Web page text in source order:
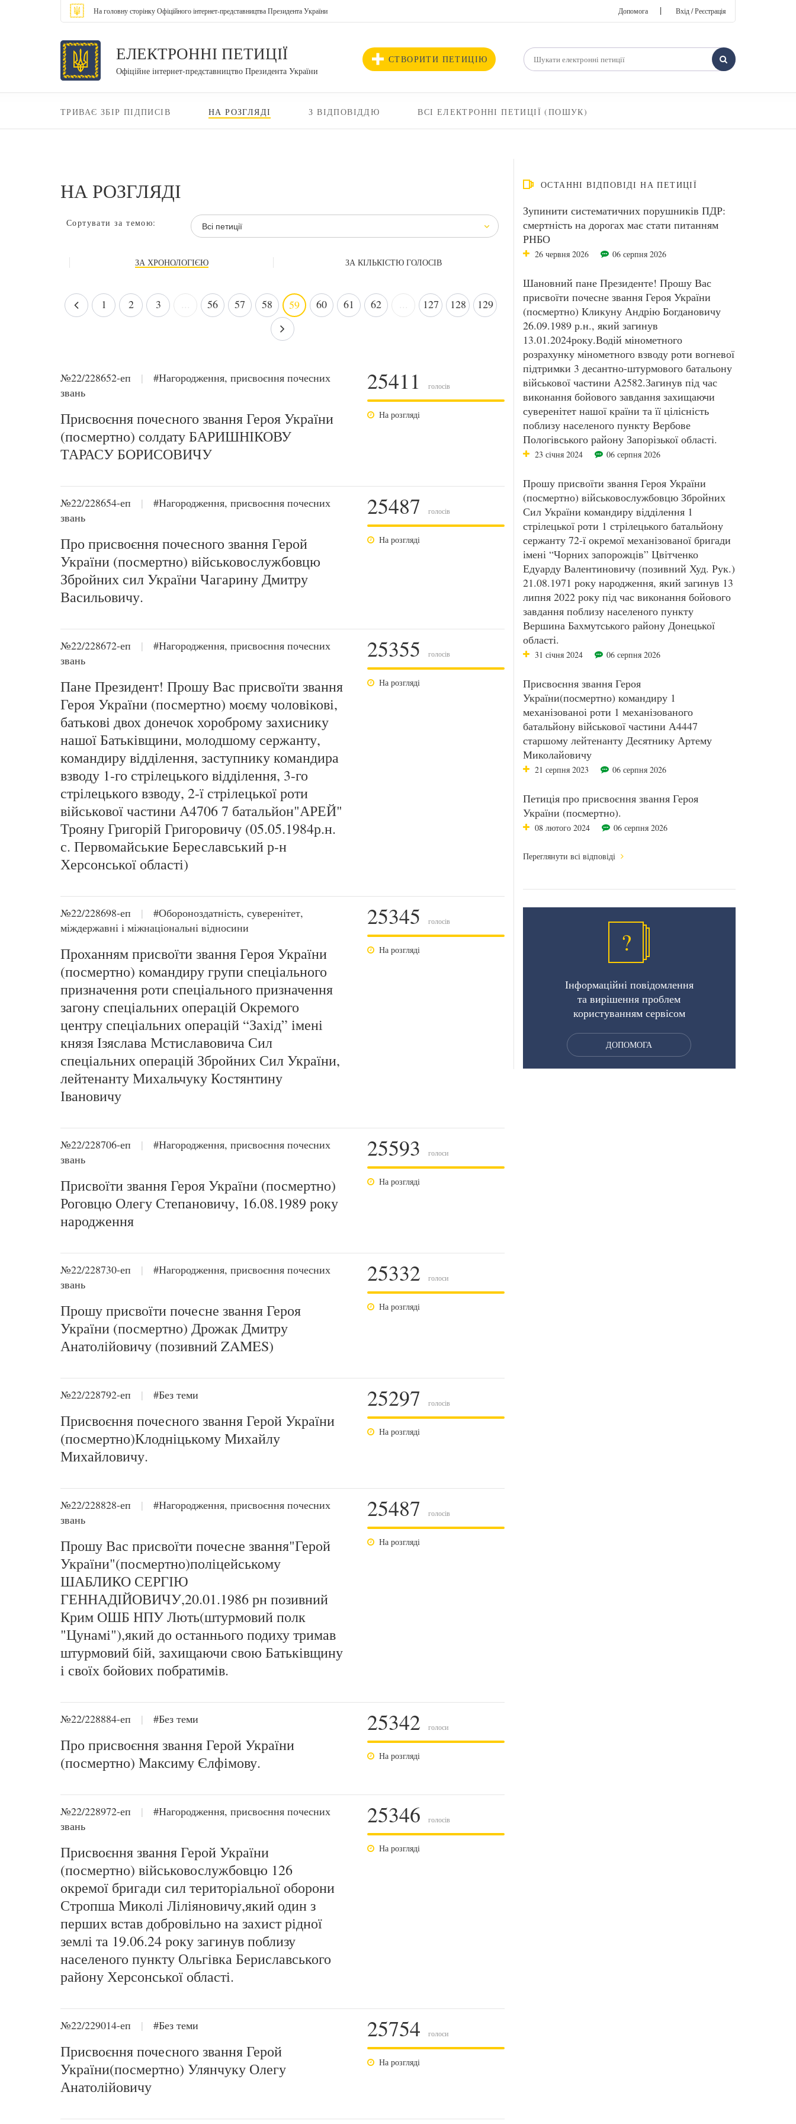
На головну сторінку Офіційного інтернет-представництва Президента України Допомога | Вхід / Реєстрація
ЕЛЕКТРОННІ ПЕТИЦІЇ
Офіційне інтернет-представництво Президента України
СТВОРИТИ ПЕТИЦІЮ
ТРИВАЄ ЗБІР ПІДПИСІВ НА РОЗГЛЯДІ З ВІДПОВІДДЮ ВСІ ЕЛЕКТРОННІ ПЕТИЦІЇ (ПОШУК)
НА РОЗГЛЯДІ
Сортувати за темою: Всі петиції
ЗА ХРОНОЛОГІЄЮ ЗА КІЛЬКІСТЮ ГОЛОСІВ
1 2 3 56 57 58 59 60 61 62 127 128 129
№22/228652-еп |
#Нагородження, присвоєння почесних
звань
Присвоєння почесного звання Героя України
(посмертно) солдату БАРИШНІКОВУ
ТАРАСУ БОРИСОВИЧУ
25411 голосів
На розгляді
№22/228654-еп |
#Нагородження, присвоєння почесних
звань
Про присвоєння почесного звання Герой
України (посмертно) військовослужбовцю
Збройних сил України Чагарину Дмитру
Васильовичу.
25487 голосів
На розгляді
№22/228672-еп |
#Нагородження, присвоєння почесних
звань
Пане Президент! Прошу Вас присвоїти звання
Героя України (посмертно) моєму чоловікові,
батькові двох донечок хороброму захиснику
нашої Батьківщини, молодшому сержанту,
командиру відділення, заступнику командира
взводу 1-го стрілецького відділення, 3-го
стрілецького взводу, 2-ї стрілецької роти
військової частини А4706 7 батальйон"АРЕЙ"
Трояну Григорій Григоровичу (05.05.1984р.н.
с. Первомайськие Береславський р-н
Херсонської області)
25355 голосів
На розгляді
№22/228698-еп |
#Обороноздатність, суверенітет,
міждержавні і міжнаціональні відносини
Проханням присвоїти звання Героя України
(посмертно) командиру групи спеціального
призначення роти спеціального призначення
загону спеціальних операцій Окремого
центру спеціальних операцій “Захід” імені
князя Ізяслава Мстиславовича Сил
спеціальних операцій Збройних Сил України,
лейтенанту Михальчуку Костянтину
Івановичу
25345 голосів
На розгляді
№22/228706-еп |
#Нагородження, присвоєння почесних
звань
Присвоїти звання Героя України (посмертно)
Роговцю Олегу Степановичу, 16.08.1989 року
народження
25593 голоси
На розгляді
№22/228730-еп |
#Нагородження, присвоєння почесних
звань
Прошу присвоїти почесне звання Героя
України (посмертно) Дрожак Дмитру
Анатолійовичу (позивний ZAMES)
25332 голоси
На розгляді
№22/228792-еп | #Без теми
Присвоєння почесного звання Герой України
(посмертно)Клодніцькому Михайлу
Михайловичу.
25297 голосів
На розгляді
№22/228828-еп |
#Нагородження, присвоєння почесних
звань
Прошу Вас присвоїти почесне звання"Герой
України"(посмертно)поліцейському
ШАБЛИКО СЕРГІЮ
ГЕННАДІЙОВИЧУ,20.01.1986 рн позивний
Крим ОШБ НПУ Лють(штурмовий полк
"Цунамі"),який до останнього подиху тримав
штурмовий бій, захищаючи свою Батьківщину
і своїх бойових побратимів.
25487 голосів
На розгляді
№22/228884-еп | #Без теми
Про присвоєння звання Герой України
(посмертно) Максиму Єлфімову.
25342 голоси
На розгляді
№22/228972-еп |
#Нагородження, присвоєння почесних
звань
Присвоєння звання Герой України
(посмертно) військовослужбовцю 126
окремої бригади сил територіальної оборони
Стропша Миколі Ліліяновичу,який один з
перших встав добровільно на захист рідної
землі та 19.06.24 року загинув поблизу
населеного пункту Ольгівка Бериславського
району Херсонської області.
25346 голосів
На розгляді
№22/229014-еп | #Без теми
Присвоєння почесного звання Герой
України(посмертно) Улянчуку Олегу
Анатолійовичу
25754 голоси
На розгляді
ОСТАННІ ВІДПОВІДІ НА ПЕТИЦІЇ
Зупинити систематичних порушників ПДР:
смертність на дорогах має стати питанням
РНБО
26 червня 2026 06 серпня 2026
Шановний пане Президенте! Прошу Вас
присвоїти почесне звання Героя України
(посмертно) Кликуну Андрію Богдановичу
26.09.1989 р.н., який загинув
13.01.2024року.Водій мінометного
розрахунку мінометного взводу роти вогневої
підтримки 3 десантно-штурмового батальону
військової частини А2582.Загинув під час
виконання бойового завдання захищаючи
суверенітет нашої країни та її цілісність
поблизу населеного пункту Вербове
Пологівського району Запорізької області.
23 січня 2024 06 серпня 2026
Прошу присвоїти звання Героя України
(посмертно) військовослужбовцю Збройних
Сил України командиру відділення 1
стрілецької роти 1 стрілецького батальйону
сержанту 72-ї окремої механізованої бригади
імені “Чорних запорожців” Цвітченко
Едуарду Валентиновичу (позивний Худ. Рук.)
21.08.1971 року народження, який загинув 13
липня 2022 року під час виконання бойового
завдання поблизу населеного пункту
Вершина Бахмутського району Донецької
області.
31 січня 2024 06 серпня 2026
Присвоєння звання Героя
України(посмертно) командиру 1
механізованоі роти 1 механізованого
батальйону військової частини А4447
старшому лейтенанту Десятнику Артему
Миколайовичу
21 серпня 2023 06 серпня 2026
Петиція про присвоєння звання Героя
України (посмертно).
08 лютого 2024 06 серпня 2026
Переглянути всі відповіді
?
Інформаційні повідомлення
та вирішення проблем
користуванням сервісом
ДОПОМОГА